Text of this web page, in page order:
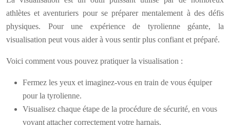
athlètes et aventuriers pour se préparer mentalement à des défis
physiques. Pour une expérience de tyrolienne géante, la
visualisation peut vous aider à vous sentir plus confiant et préparé.
Voici comment vous pouvez pratiquer la visualisation :
Fermez les yeux et imaginez-vous en train de vous équiper
pour la tyrolienne.
Visualisez chaque étape de la procédure de sécurité, en vous
voyant attacher correctement votre harnais.